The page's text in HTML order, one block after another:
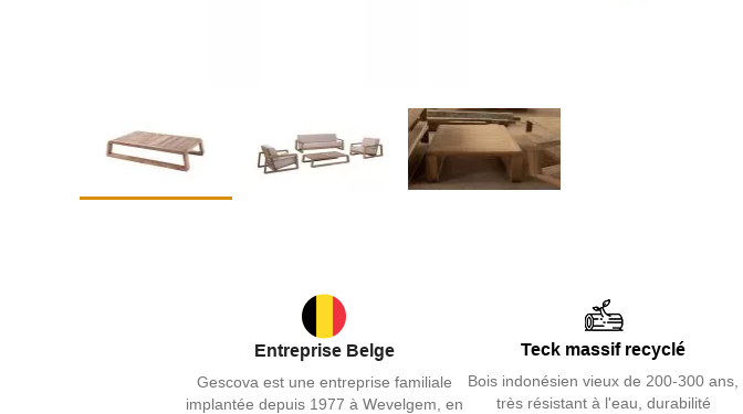
Entreprise Belge
Gescova est une entreprise familiale
implantée depuis 1977 à Wevelgem, en
Teck massif recyclé
Bois indonésien vieux de 200-300 ans,
très résistant à l'eau, durabilité